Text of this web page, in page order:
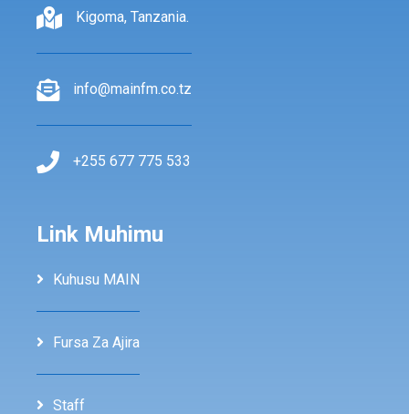
Kigoma, Tanzania.
info@mainfm.co.tz
+255 677 775 533
Link Muhimu
Kuhusu MAIN
Fursa Za Ajira
Staff